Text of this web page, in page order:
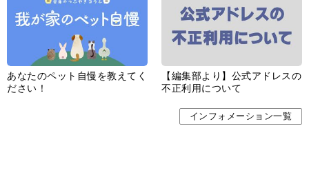
あなたのペット自慢を教えてく
ださい！
【編集部より】公式アドレスの
不正利用について
インフォメーション一覧